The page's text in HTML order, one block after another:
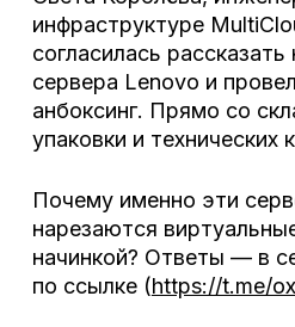
инфраструктуре
согласилась
сервера Lenovo и
анбоксинг. Прямо со
упаковки и технических
Почему именно эти
нарезаются
начинкой? Ответы — в
по ссылке (https://t.me/